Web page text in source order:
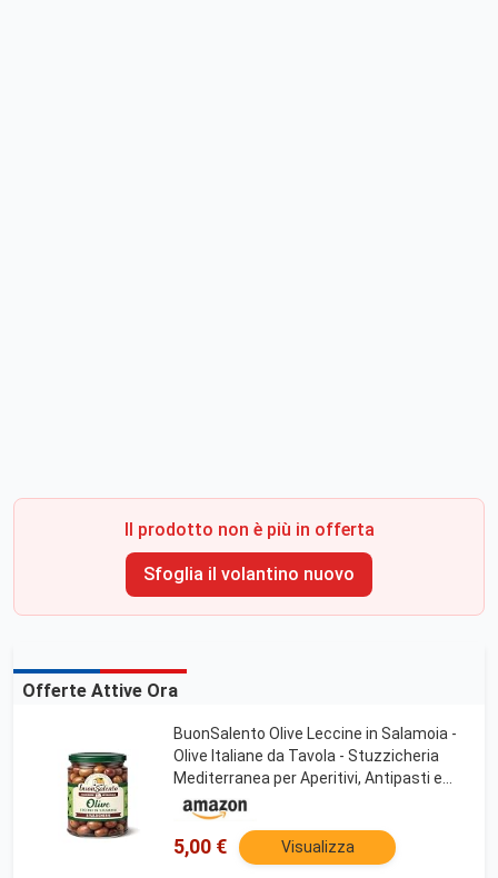
Il prodotto non è più in offerta
Sfoglia il volantino nuovo
Offerte Attive Ora
BuonSalento Olive Leccine in Salamoia -
Olive Italiane da Tavola - Stuzzicheria
Mediterranea per Aperitivi, Antipasti e
Taglieri - Specialità Salentina Pronta da
Gustare
5,00 € Visualizza